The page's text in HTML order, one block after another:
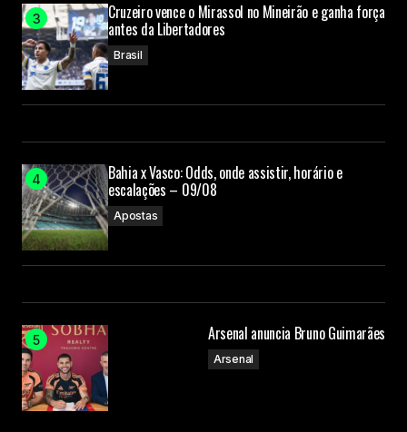
Cruzeiro vence o Mirassol no Mineirão e ganha força
antes da Libertadores
Brasil
Bahia x Vasco: Odds, onde assistir, horário e
escalações – 09/08
Apostas
Arsenal anuncia Bruno Guimarães
Arsenal